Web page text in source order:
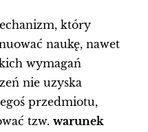
który
naukę, nawet
wymagań
nie uzyska
przedmiotu,
tzw. warunek